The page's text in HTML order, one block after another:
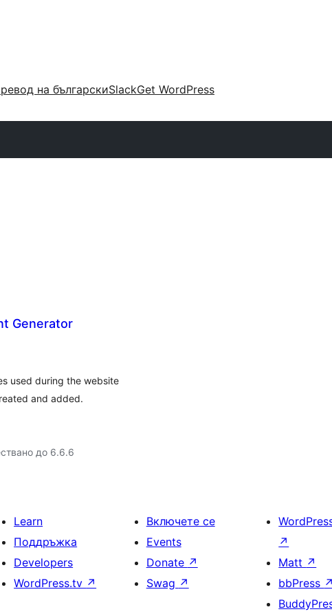
на българскиSlackGet WordPress
Generator
used during the website
and added.
до 6.6.6
Learn
Поддръжка
Developers
WordPress.tv ↗
Включете се
Events
Donate ↗
Swag ↗
↗
Matt ↗
bbPress ↗